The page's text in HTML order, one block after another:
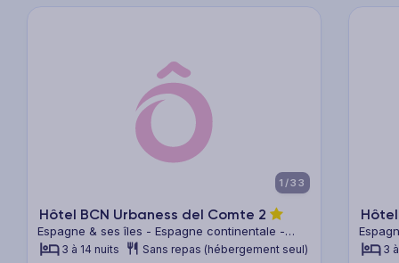
1/33
Hôtel BCN Urbaness del Comte 2
Espagne & ses îles - Espagne continentale -
Barcelone & sa région
3 à 14 nuits
Sans repas (hébergement seul)
3